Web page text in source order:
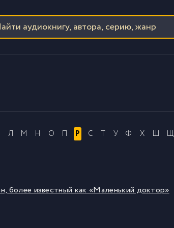
Л М Н О П Р С Т У Ф Х Ш Щ
более известный как «Маленький доктор»